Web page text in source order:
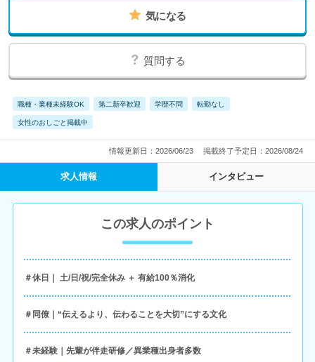
気になる
質問する
職種・業種未経験OK 第二新卒歓迎 学歴不問 転勤なし
女性のおしごと掲載中
情報更新日：2026/06/23 掲載終了予定日：2026/08/24
求人情報 インタビュー
この求人のポイント
＃休日｜ 土/日/祝/完全休み ＋ 有給100％消化
＃同僚｜“伝えるより、伝わることを大切”にする文化
＃未経験｜先輩が伴走研修／異業種出身者多数